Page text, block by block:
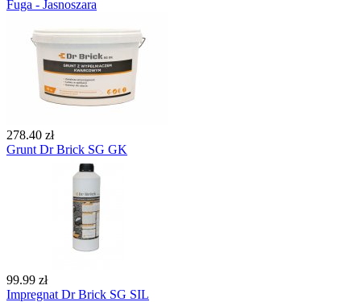
Fuga - Jasnoszara
278.40 zł
Grunt Dr Brick SG GK
99.99 zł
Impregnat Dr Brick SG SIL